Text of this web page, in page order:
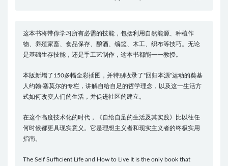
这本书将带你学习所有必需的技能，包括利用自然能源、种植作
物、养殖家畜、食品保存、酿酒、编篮、木工、织布等技巧。无论
是基础生存技能，还是手工艺制作，这本书都能一一教授。
本版新增了150多幅全彩插图，并特别收录了“回归本源”运动的奠基
人约翰·塞莫尔的专栏，讲解自给自足的哲学理念，以及这一生活方
式如何改变人们的生活，并促进社区的建立。
在这个高度技术化的时代，《自给自足的生活及其实践》比以往任
何时候都更具现实意义。它是理想主义者和现实主义者的终极实用
指南。
The Self Sufficient Life and How to Live It is the only book that